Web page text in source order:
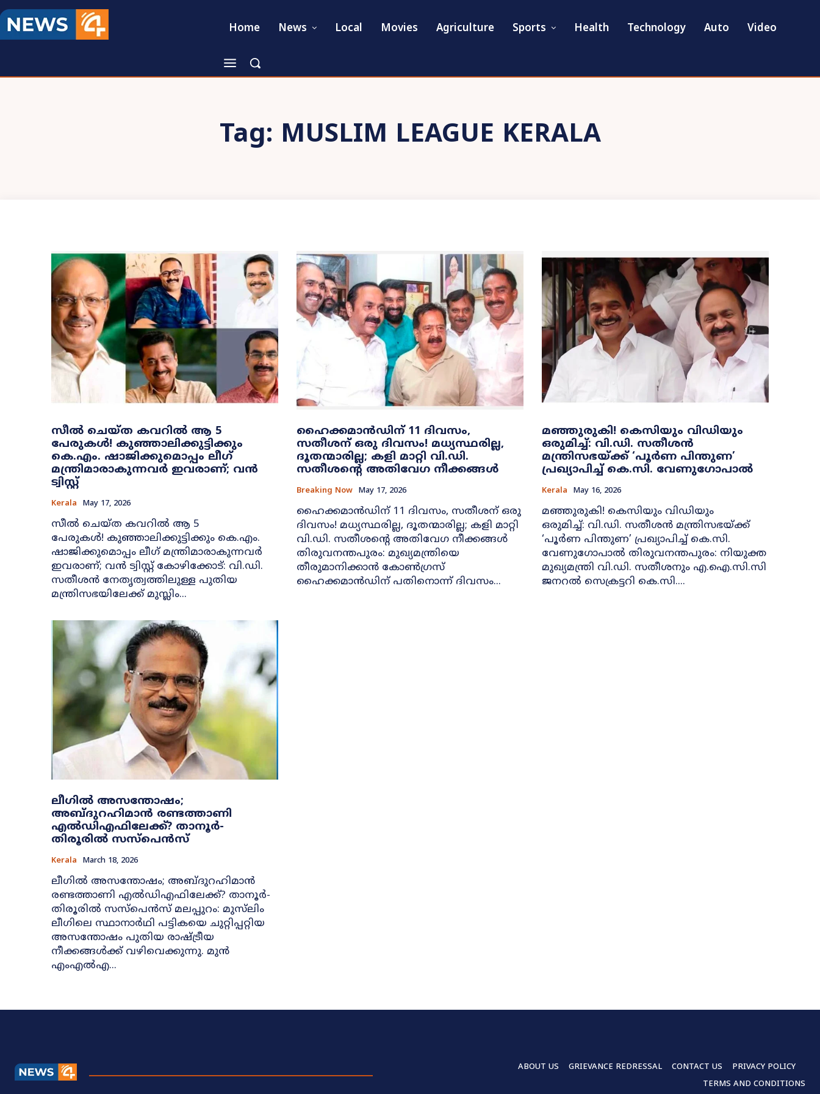
Home News Local Movies Agriculture Sports Health Technology Auto Video
Tag: MUSLIM LEAGUE KERALA
സീൽ ചെയ്ത കവറിൽ ആ 5
പേരുകൾ! കുഞ്ഞാലിക്കുട്ടിക്കും
കെ.എം. ഷാജിക്കുമൊപ്പം ലീഗ്
മന്ത്രിമാരാകുന്നവർ ഇവരാണ്; വൻ
ട്വിസ്റ്റ്
Kerala May 17, 2026
സീൽ ചെയ്ത കവറിൽ ആ 5
പേരുകൾ! കുഞ്ഞാലിക്കുട്ടിക്കും കെ.എം.
ഷാജിക്കുമൊപ്പം ലീഗ് മന്ത്രിമാരാകുന്നവർ
ഇവരാണ്; വൻ ട്വിസ്റ്റ് കോഴിക്കോട്: വി.ഡി.
സതീശൻ നേതൃത്വത്തിലുള്ള പുതിയ
മന്ത്രിസഭയിലേക്ക് മുസ്ലിം...
ഹൈക്കമാൻഡിന് 11 ദിവസം,
സതീശന് ഒരു ദിവസം! മധ്യസ്ഥരില്ല,
ദൂതന്മാരില്ല; കളി മാറ്റി വി.ഡി.
സതീശന്റെ അതിവേഗ നീക്കങ്ങൾ
Breaking Now May 17, 2026
ഹൈക്കമാൻഡിന് 11 ദിവസം, സതീശന് ഒരു
ദിവസം! മധ്യസ്ഥരില്ല, ദൂതന്മാരില്ല; കളി മാറ്റി
വി.ഡി. സതീശന്റെ അതിവേഗ നീക്കങ്ങൾ
തിരുവനന്തപുരം: മുഖ്യമന്ത്രിയെ
തീരുമാനിക്കാൻ കോൺഗ്രസ്
ഹൈക്കമാൻഡിന് പതിനൊന്ന് ദിവസം...
മഞ്ഞുരുകി! കെസിയും വിഡിയും
ഒരുമിച്ച്: വി.ഡി. സതീശൻ
മന്ത്രിസഭയ്ക്ക് ‘പൂർണ പിന്തുണ’
പ്രഖ്യാപിച്ച് കെ.സി. വേണുഗോപാൽ
Kerala May 16, 2026
മഞ്ഞുരുകി! കെസിയും വിഡിയും
ഒരുമിച്ച്: വി.ഡി. സതീശൻ മന്ത്രിസഭയ്ക്ക്
‘പൂർണ പിന്തുണ’ പ്രഖ്യാപിച്ച് കെ.സി.
വേണുഗോപാൽ തിരുവനന്തപുരം: നിയുക്ത
മുഖ്യമന്ത്രി വി.ഡി. സതീശനും എ.ഐ.സി.സി
ജനറൽ സെക്രട്ടറി കെ.സി....
ലീഗിൽ അസന്തോഷം;
അബ്ദുറഹിമാൻ രണ്ടത്താണി
എൽഡിഎഫിലേക്ക്? താനൂർ-
തിരൂരിൽ സസ്പെൻസ്
Kerala March 18, 2026
ലീഗിൽ അസന്തോഷം; അബ്ദുറഹിമാൻ
രണ്ടത്താണി എൽഡിഎഫിലേക്ക്? താനൂർ-
തിരൂരിൽ സസ്പെൻസ് മലപ്പുറം: മുസ്‌ലിം
ലീഗിലെ സ്ഥാനാർഥി പട്ടികയെ ചുറ്റിപ്പറ്റിയ
അസന്തോഷം പുതിയ രാഷ്ട്രീയ
നീക്കങ്ങൾക്ക് വഴിവെക്കുന്നു. മുൻ
എംഎൽഎ...
ABOUT US GRIEVANCE REDRESSAL CONTACT US
PRIVACY POLICY
TERMS AND CONDITIONS